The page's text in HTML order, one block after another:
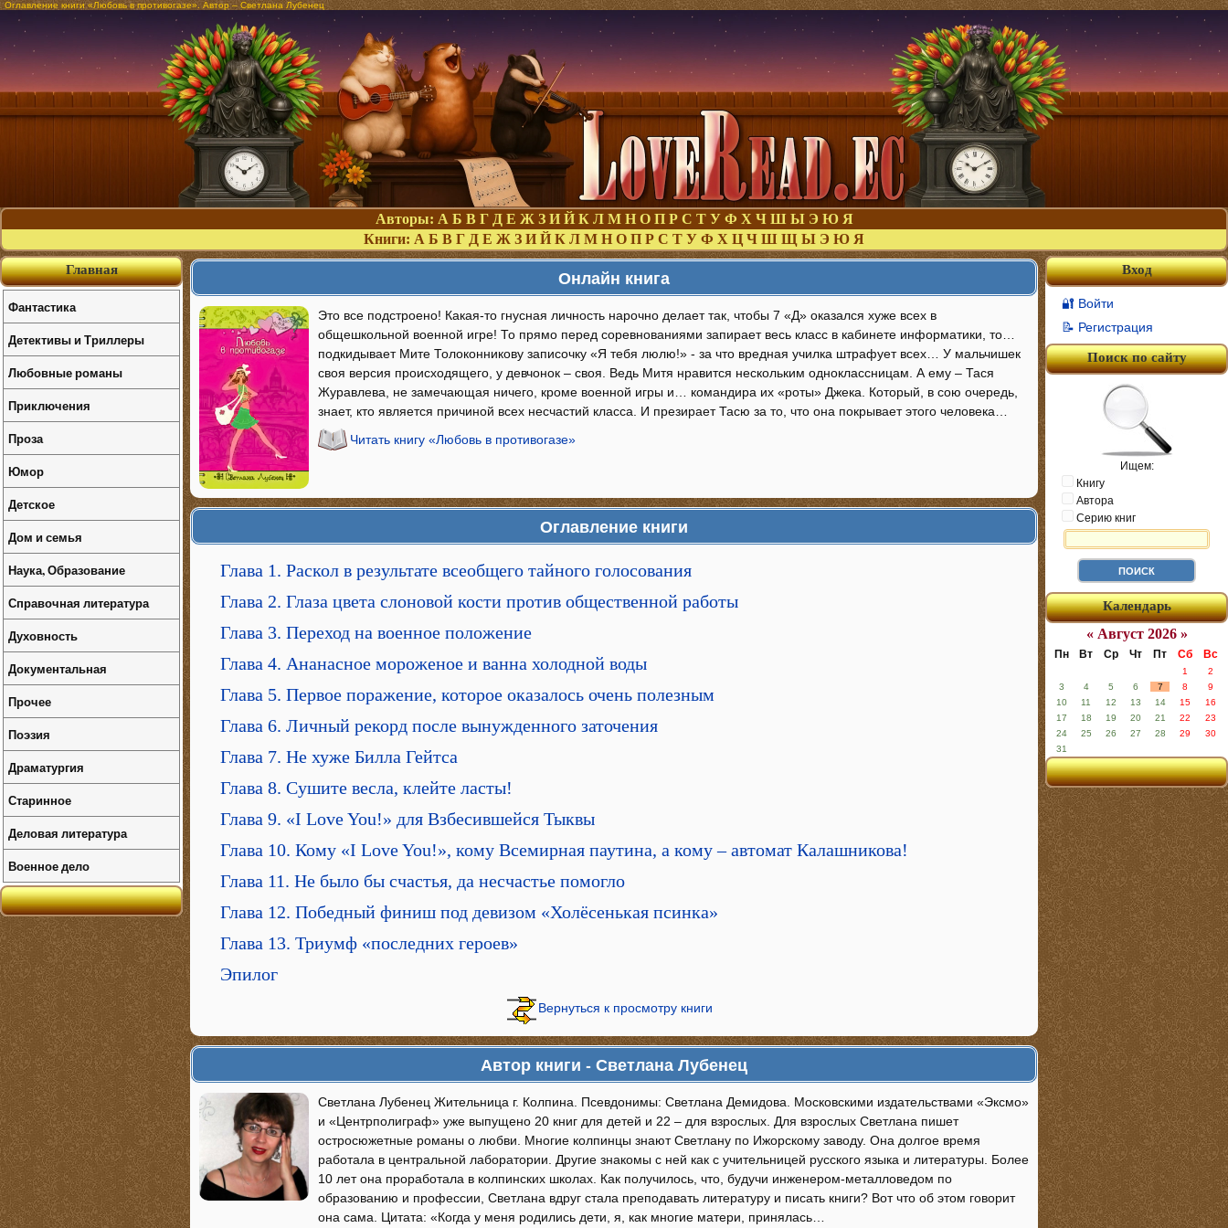
Оглавление книги «Любовь в противогазе». Автор – Светлана Лубенец
Авторы: А Б В Г Д Е Ж З И Й К Л М Н О П Р С Т У Ф Х Ч Ш Ы Э Ю Я
Книги: А Б В Г Д Е Ж З И Й К Л М Н О П Р С Т У Ф Х Ц Ч Ш Щ Ы Э Ю Я
Онлайн книга
Это все подстроено! Какая-то гнусная личность нарочно делает так, чтобы 7 «Д» оказался хуже всех в
общешкольной военной игре! То прямо перед соревнованиями запирает весь класс в кабинете информатики, то…
подкидывает Мите Толоконникову записочку «Я тебя люлю!» - за что вредная училка штрафует всех… У мальчишек
своя версия происходящего, у девчонок – своя. Ведь Митя нравится нескольким одноклассницам. А ему – Тася
Журавлева, не замечающая ничего, кроме военной игры и… командира их «роты» Джека. Который, в сою очередь,
знает, кто является причиной всех несчастий класса. И презирает Тасю за то, что она покрывает этого человека…
Читать книгу «Любовь в противогазе»
Оглавление книги
Глава 1. Раскол в результате всеобщего тайного голосования
Глава 2. Глаза цвета слоновой кости против общественной работы
Глава 3. Переход на военное положение
Глава 4. Ананасное мороженое и ванна холодной воды
Глава 5. Первое поражение, которое оказалось очень полезным
Глава 6. Личный рекорд после вынужденного заточения
Глава 7. Не хуже Билла Гейтса
Глава 8. Сушите весла, клейте ласты!
Глава 9. «I Love You!» для Взбесившейся Тыквы
Глава 10. Кому «I Love You!», кому Всемирная паутина, а кому – автомат Калашникова!
Глава 11. Не было бы счастья, да несчастье помогло
Глава 12. Победный финиш под девизом «Холёсенькая псинка»
Глава 13. Триумф «последних героев»
Эпилог
Вернуться к просмотру книги
Автор книги - Светлана Лубенец
Светлана Лубенец Жительница г. Колпина. Псевдонимы: Светлана Демидова. Московскими издательствами «Эксмо»
и «Центрполиграф» уже выпущено 20 книг для детей и 22 – для взрослых. Для взрослых Светлана пишет
остросюжетные романы о любви. Многие колпинцы знают Светлану по Ижорскому заводу. Она долгое время
работала в центральной лаборатории. Другие знакомы с ней как с учительницей русского языка и литературы. Более
10 лет она проработала в колпинских школах. Как получилось, что, будучи инженером-металловедом по
образованию и профессии, Светлана вдруг стала преподавать литературу и писать книги? Вот что об этом говорит
она сама. Цитата: «Когда у меня родились дети, я, как многие матери, принялась…
Вход
🔐 Войти
📝 Регистрация
Поиск по сайту
Ищем:
Книгу
Автора
Серию книг
Календарь
« Август 2026 »
Пн Вт Ср Чт Пт Сб Вс
1
2
3
4 5 6 7 8
9
10
11 12 13 14 15
16
17
18 19 20 21 22
23
24
25 26 27 28 29
30
31
Главная
Фантастика
Детективы и Триллеры
Любовные романы
Приключения
Проза
Юмор
Детское
Дом и семья
Наука, Образование
Справочная литература
Духовность
Документальная
Прочее
Поэзия
Драматургия
Старинное
Деловая литература
Военное дело